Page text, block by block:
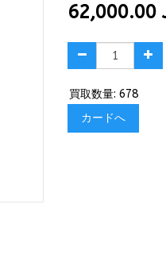
62,000.00
買取数量: 678
カードへ